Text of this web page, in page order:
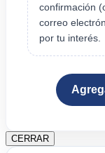
confirmación
correo
por tu interés.
CERRAR